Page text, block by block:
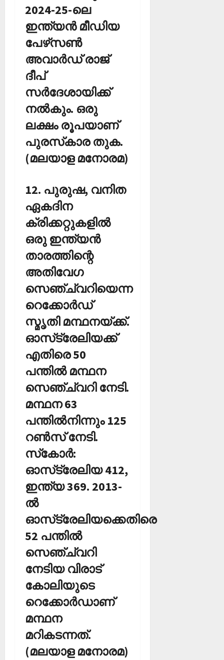
2024-25-ലെ
ഇന്ത്യന്‍ മീഡിയ
പേഴ്‌സണ്‍
അവാര്‍ഡ് രാജ്
ദീപ്
സര്‍ദേശായിക്ക്
നല്‍കും. ഒരു
ലക്ഷം രൂപയാണ്
പുരസ്‌കാര തുക.
(മലയാള മനോരമ)
12. പുരുഷ, വനിത
ഏകദിന
ക്രിക്കറ്റുകളില്‍
ഒരു ഇന്ത്യന്‍
താരത്തിന്റെ
അതിവേഗ
സെഞ്ച്വറിയെന്ന
റെക്കോര്‍ഡ്
സ്മൃതി മന്ഥനയ്ക്ക്.
ഓസ്‌ട്രേലിയക്ക്
എതിരെ 50
പന്തില്‍ മന്ഥന
സെഞ്ച്വറി നേടി.
മന്ഥന 63
പന്തില്‍നിന്നും 125
റണ്‍സ് നേടി.
സ്‌കോര്‍:
ഓസ്‌ട്രേലിയ 412,
ഇന്ത്യ 369. 2013-
ല്‍
ഓസ്‌ട്രേലിയക്കെതിരെ
52 പന്തില്‍
സെഞ്ച്വറി
നേടിയ വിരാട്
കോലിയുടെ
റെക്കോര്‍ഡാണ്
മന്ഥന
മറികടന്നത്.
(മലയാള മനോരമ)